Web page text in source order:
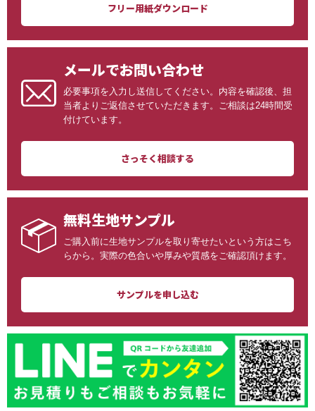
フリー用紙ダウンロード
メールでお問い合わせ
必要事項を入力し送信してください。内容を確認後、担
当者よりご返信させていただきます。ご相談は24時間受
付けています。
さっそく相談する
無料生地サンプル
ご購入前に生地サンプルを取り寄せたいという方はこち
らから。実際の色合いや厚みや質感をご確認頂けます。
サンプルを申し込む